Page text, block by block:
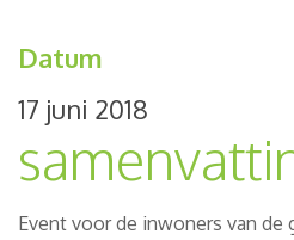
Datum
17 juni 2018
Event voor de inwoners van de